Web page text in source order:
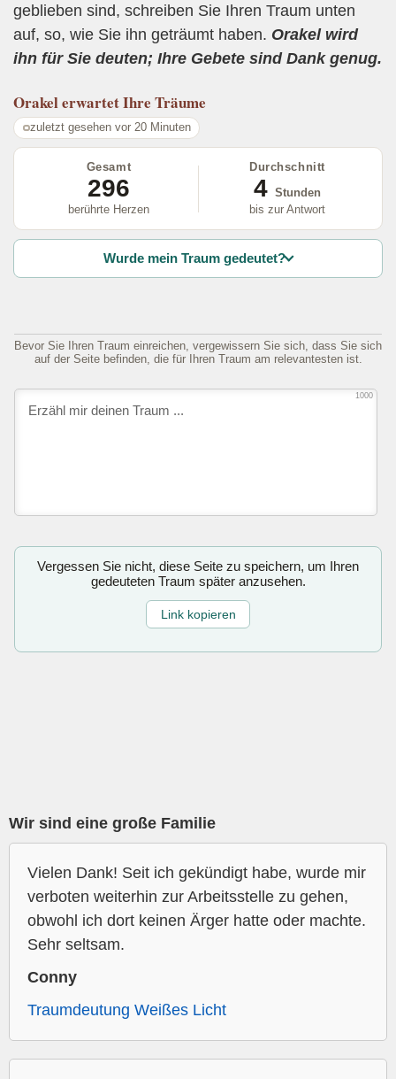
geblieben sind, schreiben Sie Ihren Traum unten
auf, so, wie Sie ihn geträumt haben. Orakel wird
ihn für Sie deuten; Ihre Gebete sind Dank genug.
Orakelerwartet Ihre Träume
zuletzt gesehen vor 20 Minuten
Gesamt
296
berührte Herzen
Durchschnitt
4 Stunden
bis zur Antwort
Wurde mein Traum gedeutet?
Bevor Sie Ihren Traum einreichen, vergewissern Sie sich, dass Sie sich
auf der Seite befinden, die für Ihren Traum am relevantesten ist.
1000
Vergessen Sie nicht, diese Seite zu speichern, um Ihren
gedeuteten Traum später anzusehen.
Link kopieren
Wir sind eine große Familie
Vielen Dank! Seit ich gekündigt habe, wurde mir
verboten weiterhin zur Arbeitsstelle zu gehen,
obwohl ich dort keinen Ärger hatte oder machte.
Sehr seltsam.
Conny
Traumdeutung Weißes Licht